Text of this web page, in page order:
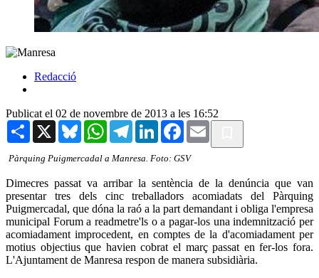
Redacció
Publicat el 02 de novembre de 2013 a les 16:52
Share X BlueskyWhatsAppTelegramLinkedInFacebook
Email
Pàrquing Puigmercadal a Manresa. Foto: GSV
Dimecres passat va arribar la sentència de la denúncia que van
presentar tres dels cinc treballadors acomiadats del Pàrquing
Puigmercadal, que dóna la raó a la part demandant i obliga l'empresa
municipal Forum a readmetre'ls o a pagar-los una indemnització per
acomiadament improcedent, en comptes de la d'acomiadament per
motius objectius que havien cobrat el març passat en fer-los fora.
L'Ajuntament de Manresa respon de manera subsidiària.